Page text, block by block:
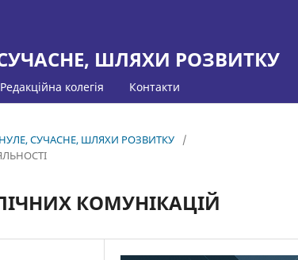
ШЛЯХИ РОЗВИТКУ
Редакційна колегія Контакти
СУЧАСНЕ, ШЛЯХИ РОЗВИТКУ
/
КОМУНІКАЦІЙ